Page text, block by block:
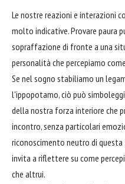
Le nostre reazioni e interazioni
molto indicative. Provare paura
sopraffazione di fronte a una
personalità che percepiamo
Se nel sogno stabiliamo un
l'ippopotamo, ciò può
della nostra forza interiore che
incontro, senza particolari
riconoscimento neutro di questa
invita a riflettere su come
che altrui.